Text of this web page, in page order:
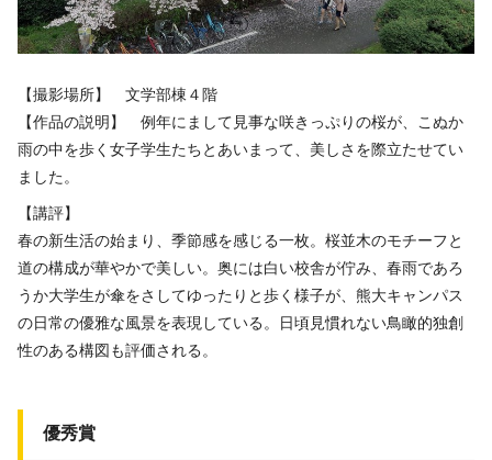
【撮影場所】 文学部棟４階
【作品の説明】 例年にまして見事な咲きっぷりの桜が、こぬか
雨の中を歩く女子学生たちとあいまって、美しさを際立たせてい
ました。
【講評】
春の新生活の始まり、季節感を感じる一枚。桜並木のモチーフと
道の構成が華やかで美しい。奥には白い校舎が佇み、春雨であろ
うか大学生が傘をさしてゆったりと歩く様子が、熊大キャンパス
の日常の優雅な風景を表現している。日頃見慣れない鳥瞰的独創
性のある構図も評価される。
優秀賞